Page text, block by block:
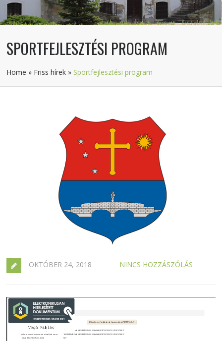
SPORTFEJLESZTÉSI PROGRAM
Home » Friss hírek » Sportfejlesztési program
OKTÓBER 24, 2018 NINCS HOZZÁSZÓLÁS